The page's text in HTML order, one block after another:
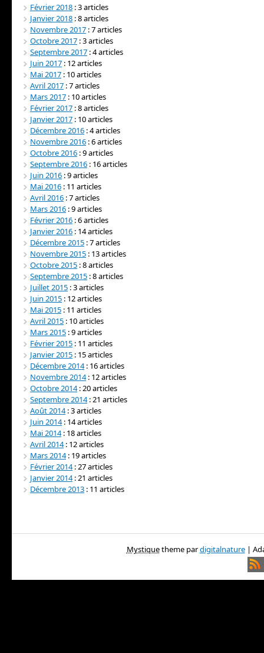
Février 2018 : 3 articles
Janvier 2018 : 8 articles
Novembre 2017 : 7 articles
Octobre 2017 : 3 articles
Septembre 2017 : 4 articles
Juin 2017 : 12 articles
Mai 2017 : 10 articles
Avril 2017 : 7 articles
Mars 2017 : 10 articles
Février 2017 : 8 articles
Janvier 2017 : 10 articles
Décembre 2016 : 4 articles
Novembre 2016 : 6 articles
Octobre 2016 : 9 articles
Septembre 2016 : 16 articles
Juin 2016 : 9 articles
Mai 2016 : 11 articles
Avril 2016 : 7 articles
Mars 2016 : 9 articles
Février 2016 : 6 articles
Janvier 2016 : 14 articles
Décembre 2015 : 7 articles
Novembre 2015 : 13 articles
Octobre 2015 : 8 articles
Septembre 2015 : 8 articles
Juillet 2015 : 3 articles
Juin 2015 : 12 articles
Mai 2015 : 11 articles
Avril 2015 : 10 articles
Mars 2015 : 9 articles
Février 2015 : 11 articles
Janvier 2015 : 15 articles
Décembre 2014: 16 articles
Novembre 2014: 12 articles
Octobre 2014: 20 articles
Septembre 2014: 21 articles
Août 2014: 3 articles
Juin 2014: 14 articles
Mai 2014: 18 articles
Avril 2014: 12 articles
Mars 2014: 19 articles
Février 2014: 27 articles
Janvier 2014: 21 articles
Décembre 2013 : 11 articles
Mystiquetheme pardigitalnature|